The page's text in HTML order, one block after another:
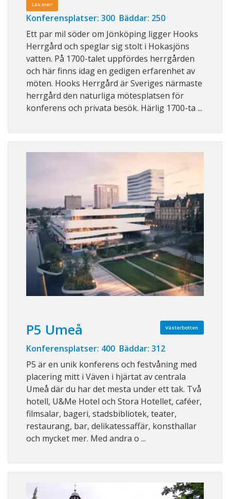
Läs mer!
Konferensplatser: 300 Bäddar: 250
Ett par mil söder om Jönköping ligger Hooks
Herrgård och speglar sig stolt i Hokasjöns
vatten. På 1700-talet uppfördes herrgården
och här finns idag en gedigen erfarenhet av
möten. Hooks Herrgård är Sveriges närmaste
herrgård den naturliga mötesplatsen för
konferens och privata besök. Härlig 1700-ta ...
Västerbotten
P5 Umeå
Konferensplatser: 400 Bäddar: 312
P5 är en unik konferens och festvåning med
placering mitt i Väven i hjärtat av centrala
Umeå där du har det mesta under ett tak. Två
hotell, U&Me Hotel och Stora Hotellet, caféer,
filmsalar, bageri, stadsbibliotek, teater,
restaurang, bar, delikatessaffär, konsthallar
och mycket mer. Med andra o ...